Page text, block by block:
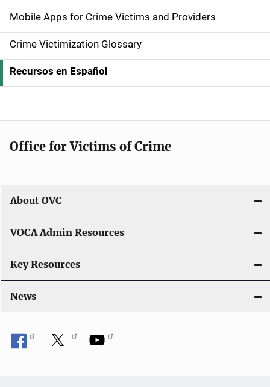
e
n
a
v
a
i
o
n
Mobile Apps for Crime Victims and Providers
Crime Victimization Glossary
Recursos en Español
Office for Victims of Crime
About OVC
VOCA Admin Resources
Key Resources
News